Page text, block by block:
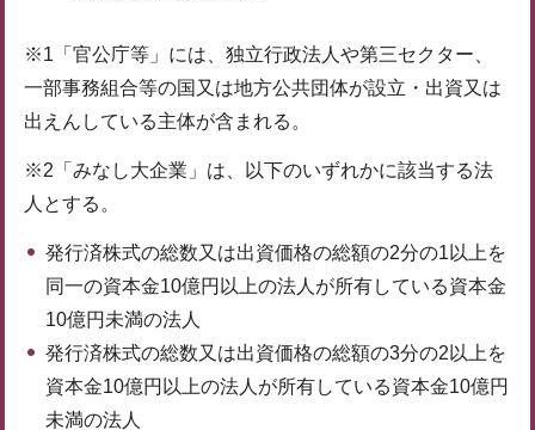
※1「官公庁等」には、独立行政法人や第三セクター、
一部事務組合等の国又は地方公共団体が設立・出資又は
出えんしている主体が含まれる。
※2「みなし大企業」は、以下のいずれかに該当する法
人とする。
発行済株式の総数又は出資価格の総額の2分の1以上を
同一の資本金10億円以上の法人が所有している資本金
10億円未満の法人
発行済株式の総数又は出資価格の総額の3分の2以上を
資本金10億円以上の法人が所有している資本金10億円
未満の法人